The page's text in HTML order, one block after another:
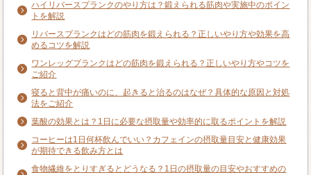
ハイリバースプランクのやり方は？鍛えられる筋肉や実施中のポイン
トを解説
リバースプランクはどの筋肉を鍛えられる？正しいやり方や効果を高
めるコツを解説
ワンレッグプランクはどの筋肉を鍛えられる？正しいやり方やコツを
ご紹介
寝ると背中が痛いのに、起きると治るのはなぜ？具体的な原因と対処
法をご紹介
葉酸の効果とは？1日に必要な摂取量や効率的に取るポイントを解説
コーヒーは1日何杯飲んでいい？カフェインの摂取量目安と健康効果
が期待できる飲み方とは
食物繊維をとりすぎるとどうなる？1日の摂取量の目安やおすすめの